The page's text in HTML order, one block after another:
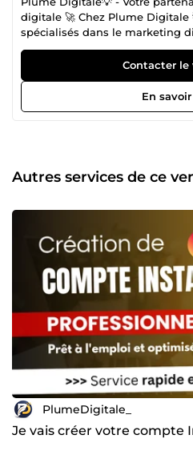
digitale 🚀 Chez Plume Digitale
spécialisés dans le marketing
réseaux sociaux. Notre équipe
des solutions sur mesure pour
de votre entreprise. Nos services
professionnelle : Création de
optimisés pour le SEO, incluant
générer des leads qualifiés.
Conception et mise en œuvre
nous vous offrons : 🎙️ Des
des prix accessibles. 🎙️ Des
temps. 🎙️ Des réponses rapides
préoccupations. Nous croyons
personnalisée et orientée
vos objectifs en succès
aujourd'hui pour discuter de
comment Plume Digitale 💡
vos ambitions.
Contacter le
En
Autres services de ce
PlumeDigitale_
Je vais créer votre compte